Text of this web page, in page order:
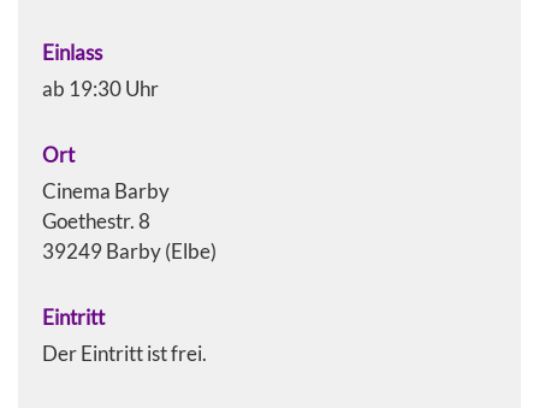
Einlass
ab 19:30 Uhr
Ort
Cinema Barby
Goethestr. 8
39249 Barby (Elbe)
Eintritt
Der Eintritt ist frei.